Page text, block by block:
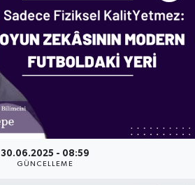
30.06.2025 - 08:59
GÜNCELLEME